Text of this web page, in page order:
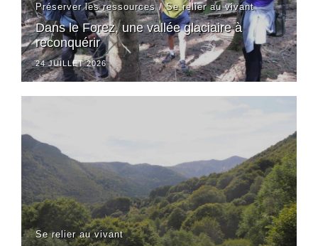
Préserver les ressources/Se relier au vivant
Dans le Forez, une vallée glaciaire à
reconquérir
24 JUILLET 2026
Se relier au vivant